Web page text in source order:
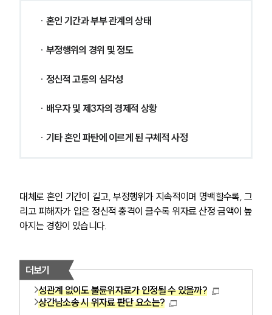
부소개
오시는 길
글로벌 파트너 로펌
∙ 혼인 기간과 부부 관계의 상태
∙ 부정행위의 경위 및 정도
∙ 정신적 고통의 심각성
∙ 배우자 및 제3자의 경제적 상황
∙ 기타 혼인 파탄에 이르게 된 구체적 사정
대체로 혼인 기간이 길고, 부정행위가 지속적이며 명백할수록, 그
리고 피해자가 입은 정신적 충격이 클수록 위자료 산정 금액이 높
아지는 경향이 있습니다.
더보기
성관계 없이도 불륜위자료가 인정될 수 있을까?
상간남소송 시 위자료 판단 요소는?